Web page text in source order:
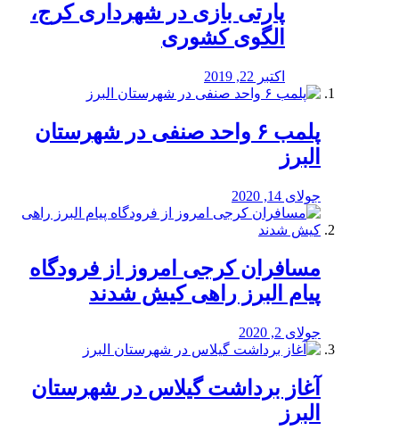
پارتی بازی در شهرداری کرج،
الگوی کشوری
اکتبر 22, 2019
پلمب ۶ واحد صنفی در شهرستان
البرز
جولای 14, 2020
مسافران کرجی امروز از فرودگاه
پیام البرز راهی کیش شدند
جولای 2, 2020
آغاز برداشت گیلاس در شهرستان
البرز